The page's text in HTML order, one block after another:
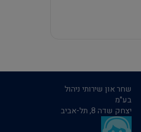
שחר און שירותי ניהול
בע"מ
יצחק שדה 8, תל-אביב